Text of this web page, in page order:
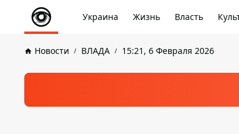
Украина Жизнь Власть
Новости ВЛАДА 15:21, 6 Февраля 2026